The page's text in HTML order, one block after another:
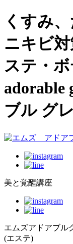
くすみ
ニキビ
ステ・
adorable
ブル グ
美と覚醒講座
エムズアドアブル
(エステ)